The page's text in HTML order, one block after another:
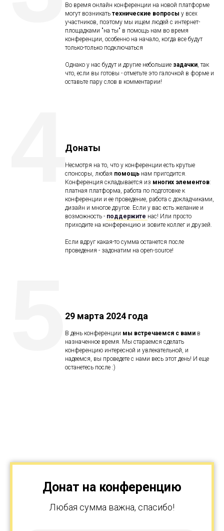
Во время онлайн конференции на новой платформе
могут возникать технические вопросы у всех
участников, поэтому мы ищем людей с интернет-
площадками "на ты" в помощь нам во время
конференции, особенно на начало, когда все будут
только-только подключаться
Однако у нас будут и другие небольшие задачки, так
что, если вы готовы - отметьте это галочкой в форме и
оставьте пару слов в комментарии!
Донаты
Несмотря на то, что у конференции есть крутые
спонсоры, любая помощь нам пригодится.
Конференция складывается из многих элементов:
платная платформа, работа по подготовке к
конференции и ее проведение, работа с докладчиками,
дизайн и многое другое. Если у вас есть желание и
возможность - поддержите нас! Или просто
приходите на конференцию и зовите коллег и друзей.
Если вдруг какая-то сумма останется после
проведения - задонатим на open-source!
4
29 марта 2024 года
В день конференции мы встречаемся с вами в
назначенное время. Мы стараемся сделать
конференцию интересной и увлекательной, и
надеемся, вы проведете с нами весь этот день! И еще
останетесь после :)
Донат на конференцию
Любая сумма важна, спасибо!